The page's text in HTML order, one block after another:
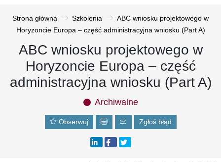
Strona główna Szkolenia
ABC wniosku projektowego w
Horyzoncie Europa – część administracyjna wniosku (Part A)
ABC wniosku projektowego w
Horyzoncie Europa – część
administracyjna wniosku (Part A)
Archiwalne
Obserwuj Zgłoś błąd